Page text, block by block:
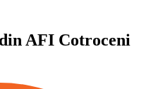
AFI Cotroceni